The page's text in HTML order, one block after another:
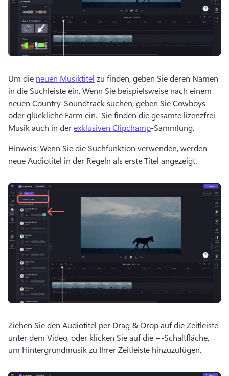
Um die neuen Musiktitel zu finden, geben Sie deren Namen
in die Suchleiste ein. Wenn Sie beispielsweise nach einem
neuen Country-Soundtrack suchen, geben Sie Cowboys
oder glückliche Farm ein. Sie finden die gesamte lizenzfrei
Musik auch in der exklusiven Clipchamp-Sammlung.
Hinweis: Wenn Sie die Suchfunktion verwenden, werden
neue Audiotitel in der Regeln als erste Titel angezeigt.
Ziehen Sie den Audiotitel per Drag & Drop auf die Zeitleiste
unter dem Video, oder klicken Sie auf die +-Schaltfläche,
um Hintergrundmusik zu Ihrer Zeitleiste hinzuzufügen.